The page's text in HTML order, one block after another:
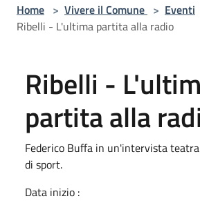
Home > Vivere il Comune > Eventi
Ribelli - L'ultima partita alla radio
Ribelli -
partita alla
Federico Buffa in un'intervista
di sport.
Data inizio :